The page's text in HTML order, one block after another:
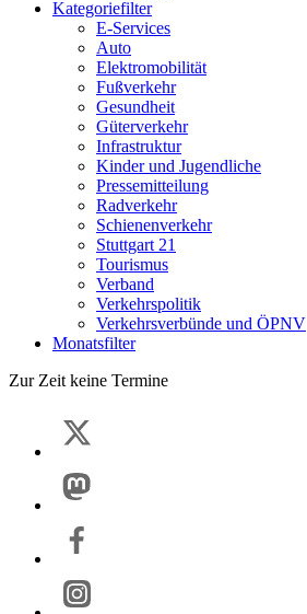
Kategoriefilter
E-Services
Auto
Elektromobilität
Fußverkehr
Gesundheit
Güterverkehr
Infrastruktur
Kinder und Jugendliche
Pressemitteilung
Radverkehr
Schienenverkehr
Stuttgart 21
Tourismus
Verband
Verkehrspolitik
Verkehrsverbünde und ÖPNV
Monatsfilter
Zur Zeit keine Termine